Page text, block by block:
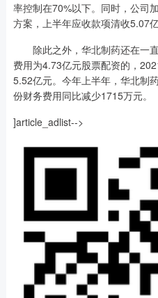
率控制在70%以下。同时，公司
方案，上半年应收款项清收5.07
除此之外，华北制药还在一
费用为4.73亿元股票配资的，
5.52亿元。今年上半年，华北制
份财务费用同比减少1715万元。
]article_adlist-->